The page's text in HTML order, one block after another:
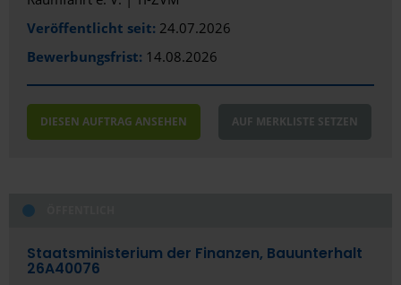
Hennigsdorf
Herford
Herne
Hildesheim
Iserlohn
Veröffentlicht seit: 24.07.2026
Bewerbungsfrist: 14.08.2026
DIESEN AUFTRAG ANSEHEN AUF MERKLISTE SETZEN
Staatsministerium der Finanzen, Bauunterhalt
26A40076